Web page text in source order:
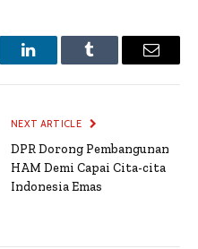
LinkedInTumblr Email
NEXT ARTICLE
DPR Dorong Pembangunan
HAM Demi Capai Cita-cita
Indonesia Emas